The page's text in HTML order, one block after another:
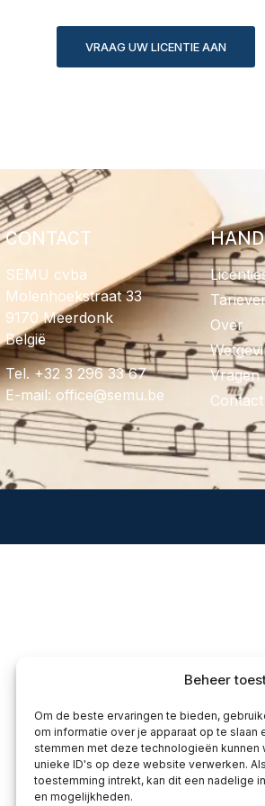
Beheer
Om de beste ervaringen te bieden,
om informatie over je apparaat op te slaan
stemmen met deze technologieën
unieke ID's op deze website verwerken.
toestemming intrekt, kan dit een nadelige
en mogelijkheden.
VRAAG UW LICENTIE AAN
CONTACT
SEMU cvba
Molenhoekstraat 33
9170 Meerdonk
België
Tel. +32 3 296 33 67
E-mail:
eb.umes
@eciffo
Over
Vragen
Contact